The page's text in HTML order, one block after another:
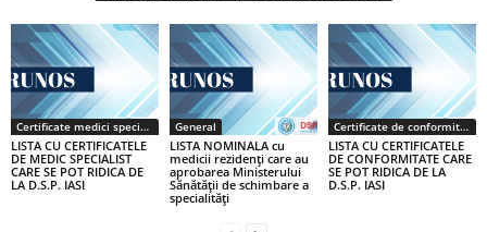
Certificate medici specialiști / primari
LISTA CU CERTIFICATELE
DE MEDIC SPECIALIST
CARE SE POT RIDICA DE
LA D.S.P. IASI
General
LISTA NOMINALA cu
medicii rezidenţi care au
aprobarea Ministerului
Sănătăţii de schimbare a
specialităţi
Certificate de conformitate
LISTA CU CERTIFICATELE
DE CONFORMITATE CARE
SE POT RIDICA DE LA
D.S.P. IASI